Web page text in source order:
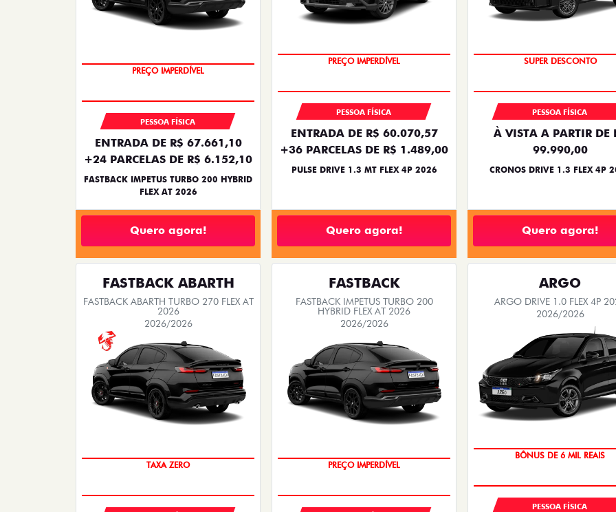
PESSOA FÍSICA PRODUTOR RURAL CNPJ E
As melhores ofertas Fiat
Confira abaixo as ofertas e conquiste o seu carro novo Fiat. As ofertas tem prazo para acabar,
então não perca essa oportunidade
PULSE ABARTH
PULSE ABARTH TURBO 270 FLEX AT 4P
2026
2026/2026
FASTBACK
FASTBACK TURBO 200 FLEX AT 2026
2026/2026
ARGO
ARGO DRIVE 1.0 FLEX 4P
2026/2026